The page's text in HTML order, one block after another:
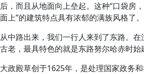
后，而且从地面向上垒起。这种“口袋房
面上”的建筑特点具有浓郁的满族风格了。
从中路出来，我们一行人来到了东路。
古老，最具特色的就是东路努尔哈赤时始
大政殿草创于1625年，是处理国家政务